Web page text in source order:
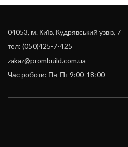
04053, м. Київ, Кудрявський узвіз, 7
тел: (050)425-7-425
zakaz@prombuild.com.ua
Час роботи: Пн-Пт 9:00-18:00